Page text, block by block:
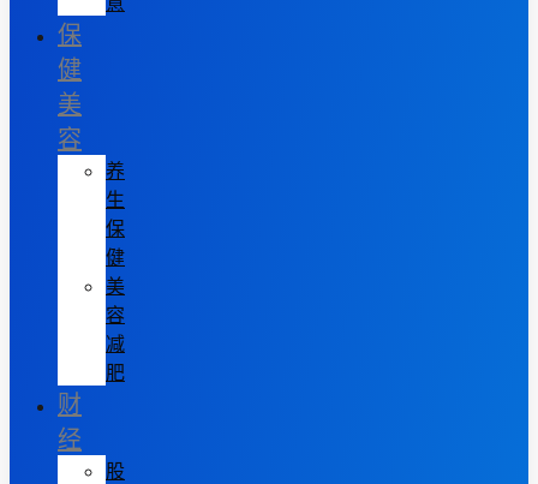
保
健
美
容
养
生
保
健
美
容
减
肥
财
经
股